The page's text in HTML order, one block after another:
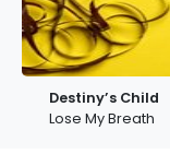
Destiny’s Child
Lose My Breath